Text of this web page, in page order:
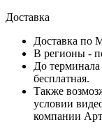
Доставка
Доставка по
В регионы -
До
бесплатная.
Также
условии
компании